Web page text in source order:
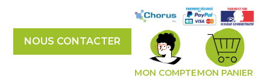
NOUS CONTACTER
MON COMPTEMON PANIER